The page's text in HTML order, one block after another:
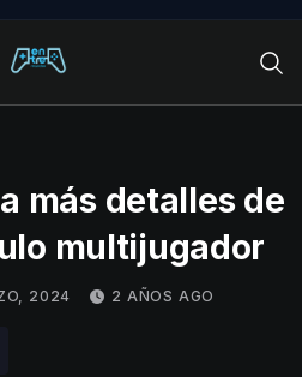
más detalles de
multijugador
2024 2 AÑOS AGO